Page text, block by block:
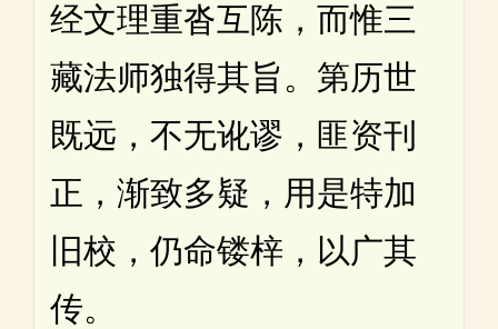
经文理重沓互陈，而惟三
藏法师独得其旨。第历世
既远，不无讹谬，匪资刊
正，渐致多疑，用是特加
旧校，仍命镂梓，以广其
传。